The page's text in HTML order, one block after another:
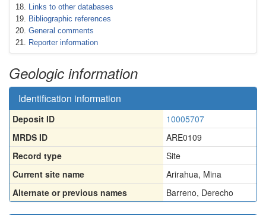
Links to other databases
Bibliographic references
General comments
Reporter information
Geologic information
Identification information
Deposit ID
10005707
MRDS ID
ARE0109
Record type
Site
Current site name
Arirahua, Mina
Alternate or previous names
Barreno, Derecho